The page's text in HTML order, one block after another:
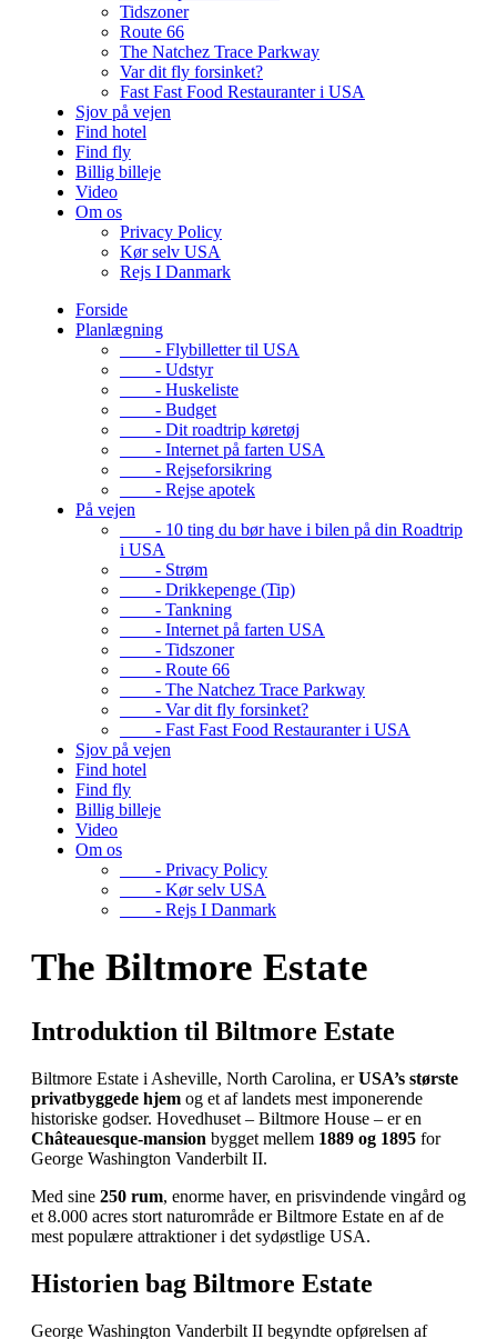
Tidszoner
Route 66
The Natchez Trace Parkway
Var dit fly forsinket?
Fast Fast Food Restauranter i USA
Sjov på vejen
Find hotel
Find fly
Billig billeje
Video
Om os
Privacy Policy
Kør selv USA
Rejs I Danmark
Forside
Planlægning
- Flybilletter til USA
- Udstyr
- Huskeliste
- Budget
- Dit roadtrip køretøj
- Internet på farten USA
- Rejseforsikring
- Rejse apotek
På vejen
- 10 ting du bør have i bilen på din Roadtrip
i USA
- Strøm
- Drikkepenge (Tip)
- Tankning
- Internet på farten USA
- Tidszoner
- Route 66
- The Natchez Trace Parkway
- Var dit fly forsinket?
- Fast Fast Food Restauranter i USA
Sjov på vejen
Find hotel
Find fly
Billig billeje
Video
Om os
- Privacy Policy
- Kør selv USA
- Rejs I Danmark
The Biltmore Estate
Introduktion til Biltmore Estate
Biltmore Estate i Asheville, North Carolina, erUSA’s største
privatbyggede hjem og et af landets mest imponerende
historiske godser. Hovedhuset – Biltmore House – er en
Châteauesque‑mansion bygget mellem 1889 og 1895 for
George Washington Vanderbilt II.
Med sine 250 rum, enorme haver, en prisvindende vingård og
et 8.000 acres stort naturområde er Biltmore Estate en af de
mest populære attraktioner i det sydøstlige USA.
Historien bag Biltmore Estate
George Washington Vanderbilt II begyndte opførelsen af